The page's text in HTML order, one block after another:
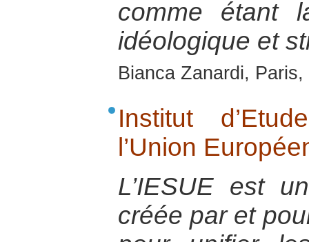
comme étant
idéologique et
Bianca Zanardi,
Institut
l’Union
L’IESUE est
créée par et